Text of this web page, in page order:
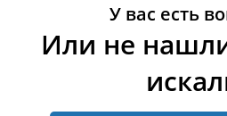
У вас есть
Или не